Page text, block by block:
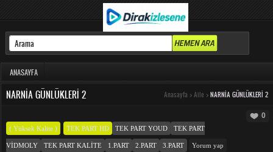
ANASAYFA
NARNIA GÜNLÜKLERI 2 Anasayfa > Aile > NARNIA GÜNLÜKLERI 2
0
( Yüksek Kalite ) TEK PART HD TEK PART YOUD TEK PART
VIDMOLY TEK PART KALITE 1.PART 2.PART 3.PART Yorum yap